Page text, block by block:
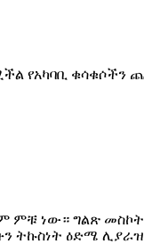
የአካባቢ ቁሳቁሶችን
ምቹ ነው። ግልጽ
ትኩስነት ዕድሜ